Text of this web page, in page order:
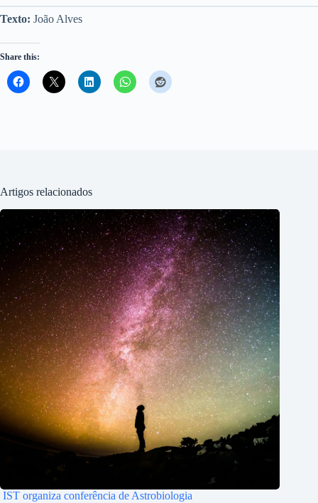
Texto: João Alves
Share this:
Artigos relacionados
IST organiza conferência de Astrobiologia